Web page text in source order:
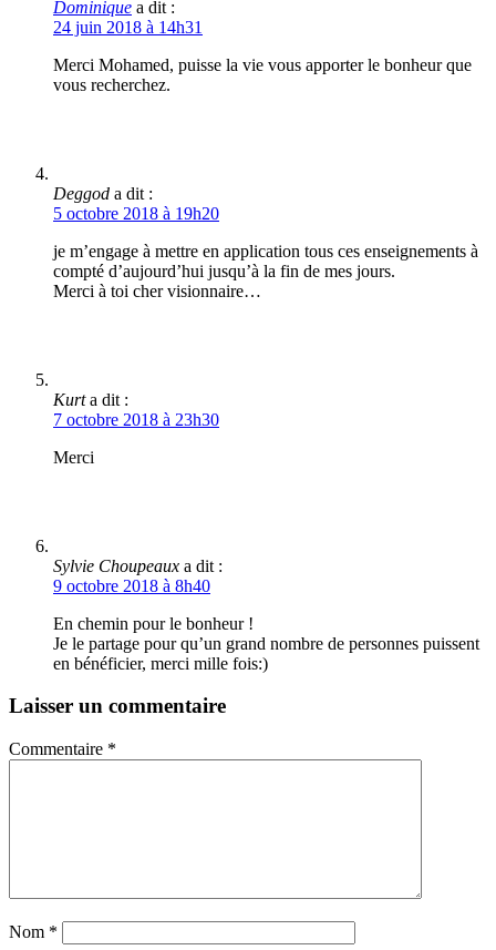
Dominique a dit :
24 juin 2018 à 14h31
Merci Mohamed, puisse la vie vous apporter le bonheur que
vous recherchez.
Deggod a dit :
5 octobre 2018 à 19h20
je m’engage à mettre en application tous ces enseignements à
compté d’aujourd’hui jusqu’à la fin de mes jours.
Merci à toi cher visionnaire…
Kurt a dit :
7 octobre 2018 à 23h30
Merci
Sylvie Choupeaux a dit :
9 octobre 2018 à 8h40
En chemin pour le bonheur !
Je le partage pour qu’un grand nombre de personnes puissent
en bénéficier, merci mille fois:)
Laisser un commentaire
Commentaire *
Nom *